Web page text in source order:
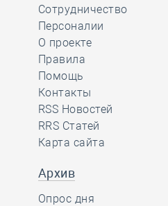
Сотрудничество
Персоналии
О проекте
Правила
Помощь
Контакты
RSS Новостей
RRS Статей
Карта сайта
Архив
Опрос дня